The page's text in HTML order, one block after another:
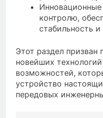
контролю,
стабильность
Этот раздел призван
новейших
возможностей,
устройство
передовых